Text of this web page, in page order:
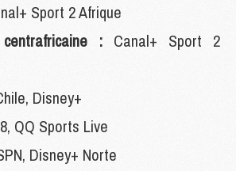
Sport 2 Afrique
:Canal+ Sport 2
Disney+
QQ Sports Live
Disney+ Norte